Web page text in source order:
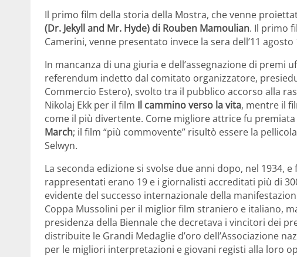
Il primo film della storia della Mostra, che venne
(Dr. Jekyll and Mr. Hyde) di Rouben Mamoulian. Il primo
Camerini, venne presentato invece la sera dell’11 agosto
In mancanza di una giuria e dell’assegnazione di
referendum indetto dal comitato organizzatore,
Commercio Estero), svolto tra il pubblico accorso alla
Nikolaj Ekk per il film Il cammino verso la vita, mentre il
come il più divertente. Come migliore attrice fu premiata
March; il film “più commovente” risultò essere la
Selwyn.
La seconda edizione si svolse due anni dopo, nel 1934,
rappresentati erano 19 e i giornalisti accreditati più di
evidente del successo internazionale della
Coppa Mussolini per il miglior film straniero e italiano,
presidenza della Biennale che decretava i vincitori dei
distribuite le Grandi Medaglie d’oro dell’Associazione
per le migliori interpretazioni e giovani registi alla loro